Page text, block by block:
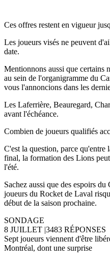
Ces offres restent en vigueur
Les joueurs visés ne peuvent
date.
Mentionnons aussi que certains
au sein de l'organigramme du
vous l'annoncions dans les
Les Laferrière, Beauregard,
avant l'échéance.
Combien de joueurs qualifiés
C'est la question, parce
final, la formation des Lions
l'été.
Sachez aussi que des espoirs
joueurs du Rocket de Laval
début de la saison prochaine.
SONDAGE
8 JUILLET |3483 RÉPONSES
Sept joueurs viennent d'être
Montréal, dont une surprise